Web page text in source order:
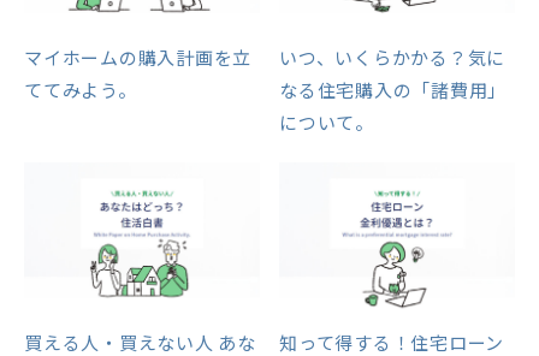
マイホームの購入計画を立
ててみよう。
いつ、いくらかかる？気に
なる住宅購入の「諸費用」
について。
買える人・買えない人 あな
知って得する！住宅ローン